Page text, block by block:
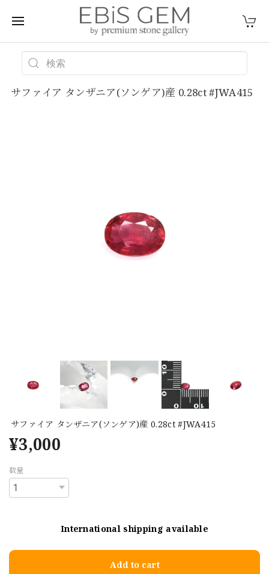
サファイア タンザニア(ソンゲア)産 0.28ct #JWA415
サファイア タンザニア(ソンゲア)産 0.28ct #JWA415
¥3,000
数量
International shipping available
Add to cart